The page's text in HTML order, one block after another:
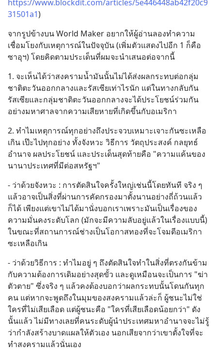
https://www.blockdit.com/articles/5e446448ab42f20c9
31501a1)
จากรูปข้างบน World Maker อยากให้ผู้อ่านลองทำความ
เชื่อมโยงกับเหตุการณ์ในปัจจุบัน (เพิ่มตัวแสดงไปอีก 1 ก็คือ
ซาอุฯ) โดยคิดตามประเด็นที่ผมจะนำเสนอต่อจากนี้
1. จะเห็นได้ว่าสงครามน้ำมันนั้นไม่ได้ส่งผลกระทบต่อกลุ่ม
ชาติตะวันออกกลางและรัสเซียเท่าไรนัก แต่ในทางกลับกัน
รัสเซียและกลุ่มชาติตะวันออกกลางจะได้ประโยชน์ร่วมกัน
อย่างมหาศาลจากความเสียหายที่เกิดขึ้นกับอเมริกา
2. ทำไมเหตุการณ์ทุกอย่างถึงประจวบเหมาะเจาะกันซะเหลือ
เกิน เป๊ะไปทุกอย่าง ทั้งจังหวะ วิธีการ วัตถุประสงค์ กลยุทธ์
อำนาจ ผลประโยชน์ และประเด็นสุดท้ายคือ "ความแค้นของ
นานาประเทศที่มีต่อสหรัฐฯ"
- ว่าด้วยจังหวะ : การตัดสินใจครั้งใหญ่เช่นนี้โดยทันที จริง ๆ
แล้วอาจเป็นสิ่งที่ผ่านการคัดกรองมาตั้งนานอย่างถี่ถ้วนแล้ว
ก็ได้ เพียงแต่เขาไม่ได้มานั่งบอกเราเพราะมันเป็นเรื่องของ
ความมั่นคงระดับโลก (มักจะมีความลับอยู่แล้วในเรื่องแบบนี้)
ในขณะที่สถานการณ์ช่างเป็นโอกาสทองที่จะโจมตีอเมริกา
ซะเหลือเกิน
- ว่าด้วยวิธีการ : ทำไมอยู่ ๆ ถึงตัดสินใจทำในสิ่งที่ตรงกันข้าม
กับความต้องการเดิมอย่างสุดขั้ว และดูเหมือนจะเป็นการ "ฆ่า
ตัวตาย" ซึ่งจริง ๆ แล้วคงต้องบอกว่าผลกระทบนั้นโดนกันทุก
คน แต่หากจะพูดถึงในมุมของสงครามแล้วล่ะก็ ผู้ชนะไม่ใช่
ใครที่ไม่เสียเลือด แต่ผู้ชนะคือ "ใครที่เสียเลือดน้อยกว่า" ดัง
นั้นแล้ว ไม่มีทางเลยที่คนระดับผู้นำประเทศมหาอำนาจจะไม่รู้
ว่ากำลังสร้างบาดแผลให้ตัวเอง นอกเสียจากว่าเขาตั้งใจที่จะ
ทำสงครามแล้วนั่นเอง